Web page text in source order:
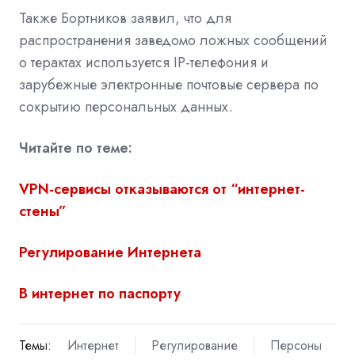
Также Бортников заявил, что для
распространения заведомо ложных сообщений
о терактах используется IP-телефония и
зарубежные электронные почтовые сервера по
сокрытию персональных данных.
Читайте по теме:
VPN-сервисы отказываются от “интернет-
стены”
Регулирование Интернета
В интернет по паспорту
Темы: Интернет Регулирование Персоны